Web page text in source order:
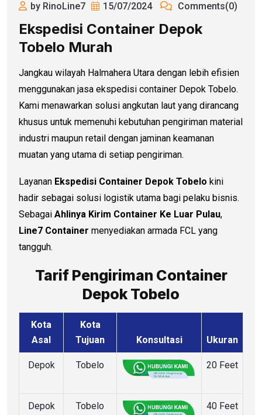
by RinoLine7 15/07/2024 Comments(0)
Ekspedisi Container Depok
Tobelo Murah
Jangkau wilayah Halmahera Utara dengan lebih efisien
menggunakan jasa ekspedisi container Depok Tobelo.
Kami menawarkan solusi angkutan laut yang dirancang
khusus untuk memenuhi kebutuhan pengiriman material
industri maupun retail dengan jaminan keamanan
muatan yang utama di setiap pengiriman.
Layanan Ekspedisi Container Depok Tobelo kini
hadir sebagai solusi logistik utama bagi pelaku bisnis.
Sebagai Ahlinya Kirim Container Ke Luar Pulau,
Line7 Container menyediakan armada FCL yang
tangguh.
Tarif Pengiriman Container
Depok Tobelo
Kota
Asal
Kota
Tujuan
Konsultasi Ukuran
Depok Tobelo 20 Feet
Depok Tobelo 40 Feet